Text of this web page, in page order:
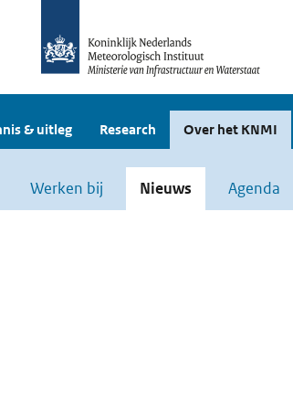
& uitleg Research Over het KNMI
Werken bij Nieuws Agenda